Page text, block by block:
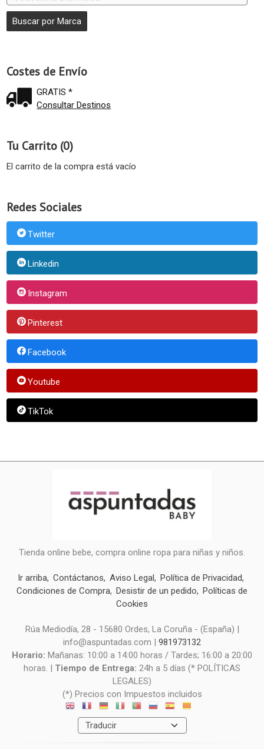
Costes de Envío
GRATIS *
Consultar Destinos
Tu Carrito (0)
El carrito de la compra está vacío
Redes Sociales
Twitter
Linkedin
Instagram
Pinterest
Facebook
Youtube
TikTok
Tienda online bebe, compra online ropa para niñas y niños.
Ir arriba Contáctanos Aviso Legal
Política de Privacidad
Condiciones de Compra Desistir de un pedido
Políticas de
Cookies
Rúa Mediodía, 28 - 15680 Ordes, La Coruña - (España) |
info@aspuntadas.com | 981973132
Horario: Mañanas: 10:00 a 14:00 horas / Tardes; 16:00 a 20:00
horas. | Tiempo de Entrega: 24h a 5 días (* POLÍTICAS
LEGALES)
(*) Precios con Impuestos incluidos